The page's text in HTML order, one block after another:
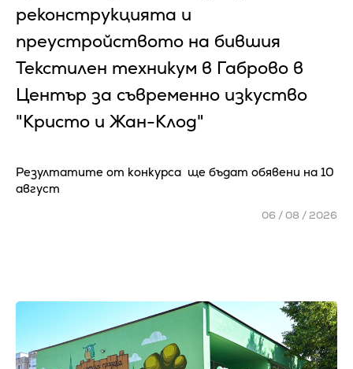
реконструкцията и
преустройството на бившия
Текстилен техникум в Габрово в
Център за съвременно изкуство
"Кристо и Жан-Клод"
Резултатите от конкурса ще бъдат обявени на 10
август
06 / 08 / 2026